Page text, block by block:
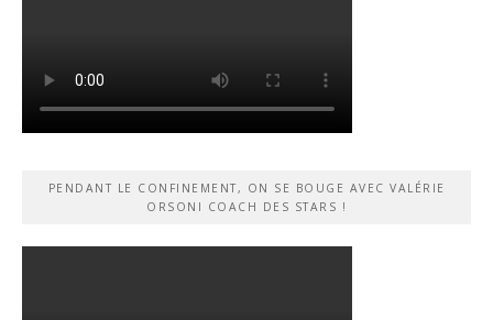
PENDANT LE CONFINEMENT, ON SE BOUGE AVEC VALÉRIE
ORSONI COACH DES STARS !